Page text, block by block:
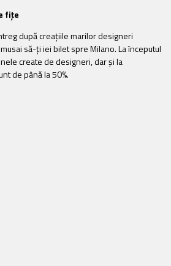
fițe
după creațiile marilor designeri
să-ți iei bilet spre Milano. La începutul
create de designeri, dar şi la
de până la 50%.